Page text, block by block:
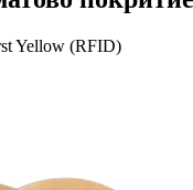
Yellow (RFID)